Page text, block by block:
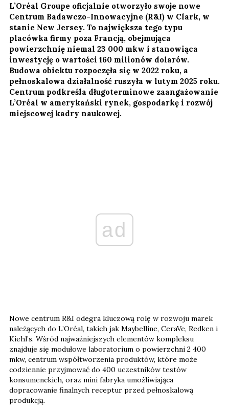
L’Oréal Groupe oficjalnie otworzyło swoje nowe
Centrum Badawczo-Innowacyjne (R&I) w Clark, w
stanie New Jersey. To największa tego typu
placówka firmy poza Francją, obejmująca
powierzchnię niemal 23 000 mkw i stanowiąca
inwestycję o wartości 160 milionów dolarów.
Budowa obiektu rozpoczęła się w 2022 roku, a
pełnoskalowa działalność ruszyła w lutym 2025 roku.
Centrum podkreśla długoterminowe zaangażowanie
L’Oréal w amerykański rynek, gospodarkę i rozwój
miejscowej kadry naukowej.
ad
Nowe centrum R&I odegra kluczową rolę w rozwoju marek
należących do L’Oréal, takich jak Maybelline, CeraVe, Redken i
Kiehl’s. Wśród najważniejszych elementów kompleksu
znajduje się modułowe laboratorium o powierzchni 2 400
mkw, centrum współtworzenia produktów, które może
codziennie przyjmować do 400 uczestników testów
konsumenckich, oraz mini fabryka umożliwiająca
dopracowanie finalnych receptur przed pełnoskalową
produkcją.